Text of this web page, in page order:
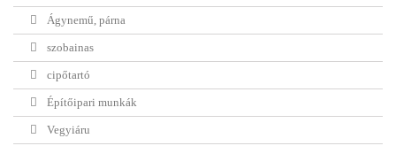
Ágynemű, párna
szobainas
cipőtartó
Építőipari munkák
Vegyiáru